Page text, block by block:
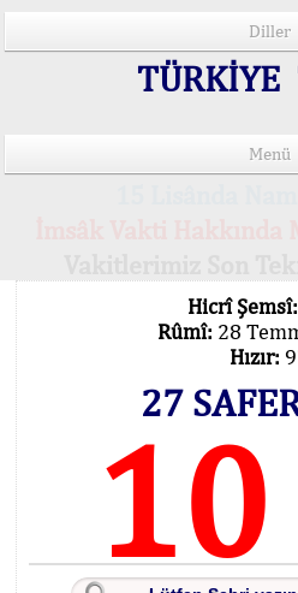
Diller
Menü
Hicrî Şemsî:
Rûmî: 28
Hızır:
27
10